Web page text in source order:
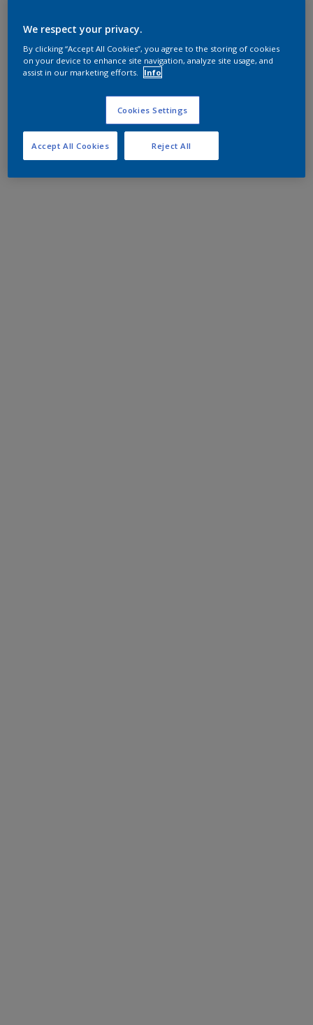
We respect your privacy.
By clicking “Accept All Cookies”, you agree to the storing of cookies
on your device to enhance site navigation, analyze site usage, and
assist in our marketing efforts.
Info
Cookies Settings
Reject All
Accept All Cookies